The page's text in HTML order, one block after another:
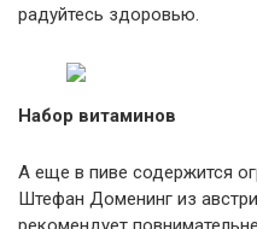
радуйтесь здоровью.
Набор витаминов
А еще в пиве содержится
Штефан Доменинг из